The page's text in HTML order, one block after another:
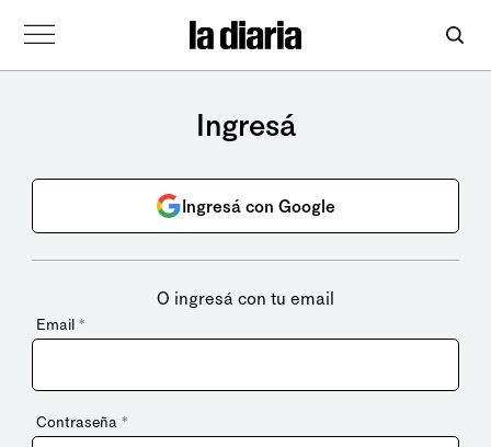
Ingresá
Ingresá con Google
O ingresá con tu email
Email *
Contraseña *